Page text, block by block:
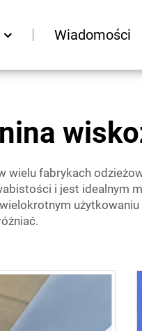
Wiadomości
fabrykach
i jest idealnym